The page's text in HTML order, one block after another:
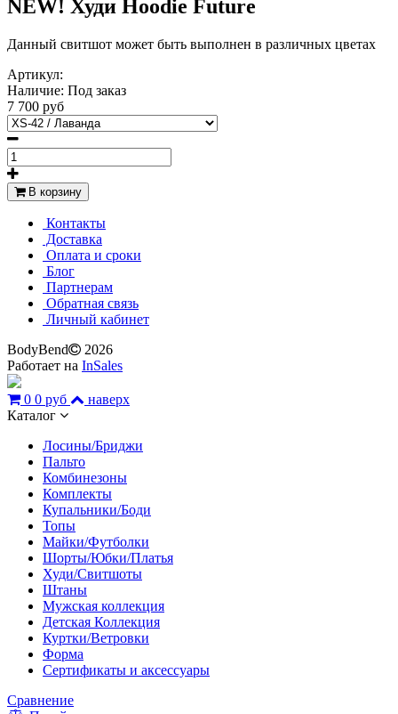
NEW! Худи Hoodie Future
Данный свитшот может быть выполнен в различных цветах
Артикул:
Наличие: Под заказ
7 700 руб
В корзину
Контакты
Доставка
Оплата и сроки
Блог
Партнерам
Обратная связь
Личный кабинет
BodyBend
2026
Работает на InSales
0 0 руб
наверх
Каталог
Лосины/Бриджи
Пальто
Комбинезоны
Комплекты
Купальники/Боди
Топы
Майки/Футболки
Шорты/Юбки/Платья
Худи/Свитшоты
Штаны
Мужская коллекция
Детская Коллекция
Куртки/Ветровки
Форма
Сертификаты и аксессуары
Сравнение